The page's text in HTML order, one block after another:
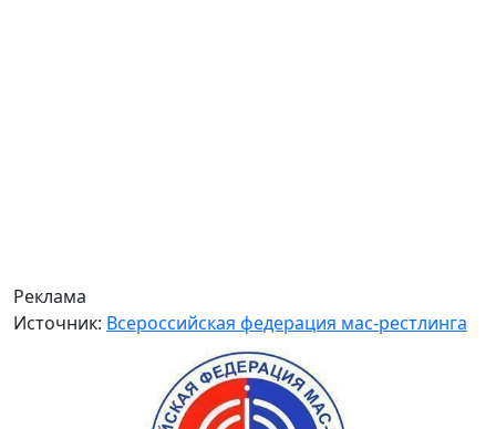
Реклама
Источник: Всероссийская федерация мас-рестлинга